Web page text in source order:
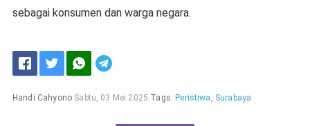
sebagai konsumen dan warga negara.
Handi Cahyono Sabtu, 03 Mei 2025 Tags:Peristiwa , Surabaya